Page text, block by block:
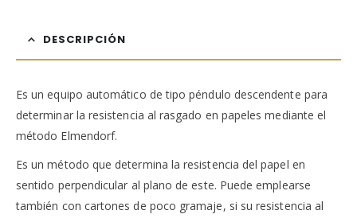
DESCRIPCIÓN
Es un equipo automático de tipo péndulo descendente para
determinar la resistencia al rasgado en papeles mediante el
método Elmendorf.
Es un método que determina la resistencia del papel en
sentido perpendicular al plano de este. Puede emplearse
también con cartones de poco gramaje, si su resistencia al